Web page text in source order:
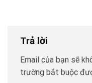
Trả lời
Email của bạn sẽ
trường bắt buộc